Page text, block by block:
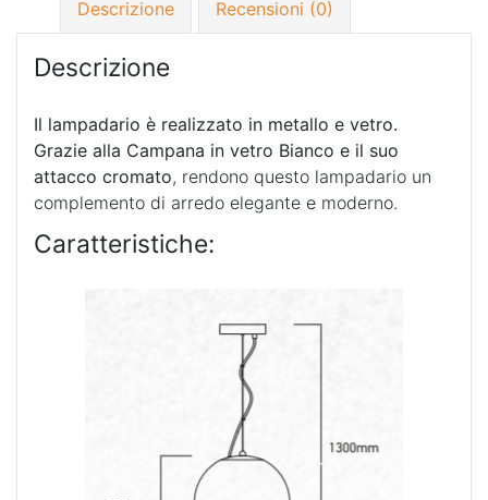
Descrizione
Recensioni (0)
Descrizione
Il lampadario è realizzato in metallo e vetro.
Grazie alla Campana in vetro Bianco e il suo
attacco cromato, rendono questo lampadario un
complemento di arredo elegante e moderno.
Caratteristiche: